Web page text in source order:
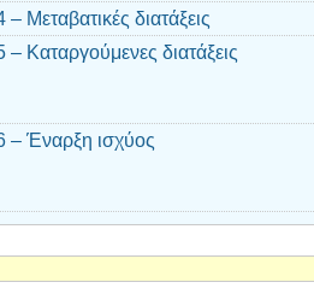
Μεταβατικές διατάξεις
Καταργούμενες διατάξεις
– Έναρξη ισχύος